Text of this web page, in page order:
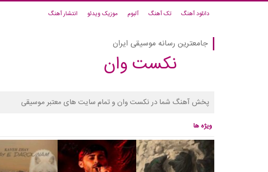
دانلود آهنگ تک آهنگ آلبوم موزیک ویدئو انتشار آهنگ
جامعترین رسانه موسیقی ایران
نکست وان
پخش آهنگ شما در نکست وان و تمام سایت های معتبر موسیقی
ویژه ها